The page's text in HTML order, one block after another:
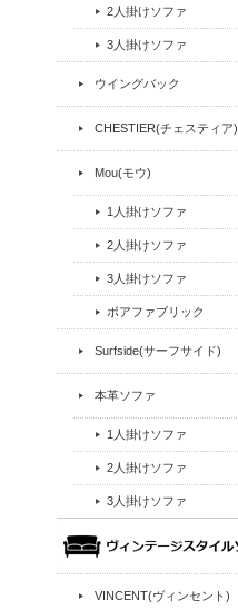
2人掛けソファ
3人掛けソファ
ウイングバック
CHESTIER(チェスティア)
Mou(モウ)
1人掛けソファ
2人掛けソファ
3人掛けソファ
ボアファブリック
Surfside(サーフサイド)
本革ソファ
1人掛けソファ
2人掛けソファ
3人掛けソファ
VINCENT(ヴィンセント)